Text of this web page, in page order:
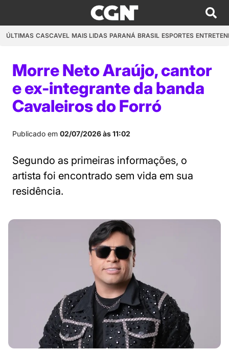
ÚLTIMAS CASCAVEL MAIS LIDAS PARANÁ BRASIL ESPORTES
Morre Neto Araújo, cantor
e ex-integrante da banda
Cavaleiros do Forró
Publicado em 02/07/2026 às 11:02
Segundo as primeiras informações, o
artista foi encontrado sem vida em sua
residência.